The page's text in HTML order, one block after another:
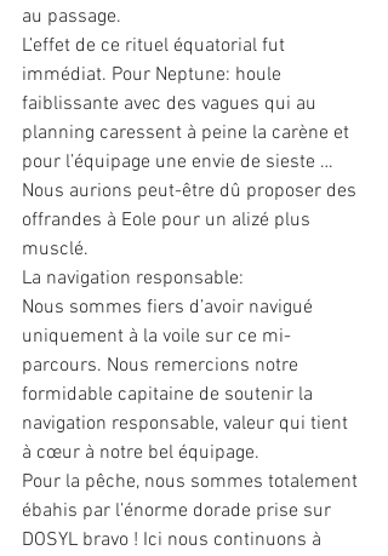
au passage.
L’effet de ce rituel équatorial fut
immédiat. Pour Neptune: houle
faiblissante avec des vagues qui au
planning caressent à peine la carène et
pour l’équipage une envie de sieste …
Nous aurions peut-être dû proposer des
offrandes à Eole pour un alizé plus
musclé.
La navigation responsable:
Nous sommes fiers d’avoir navigué
uniquement à la voile sur ce mi-
parcours. Nous remercions notre
formidable capitaine de soutenir la
navigation responsable, valeur qui tient
à cœur à notre bel équipage.
Pour la pêche, nous sommes totalement
ébahis par l’énorme dorade prise sur
DOSYL bravo ! Ici nous continuons à